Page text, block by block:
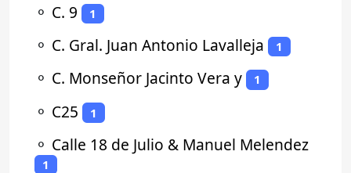
⚬ C. 9 1
⚬ C. Gral. Juan Antonio Lavalleja 1
⚬ C. Monseñor Jacinto Vera y 1
⚬ C25 1
⚬ Calle 18 de Julio & Manuel Melendez
1